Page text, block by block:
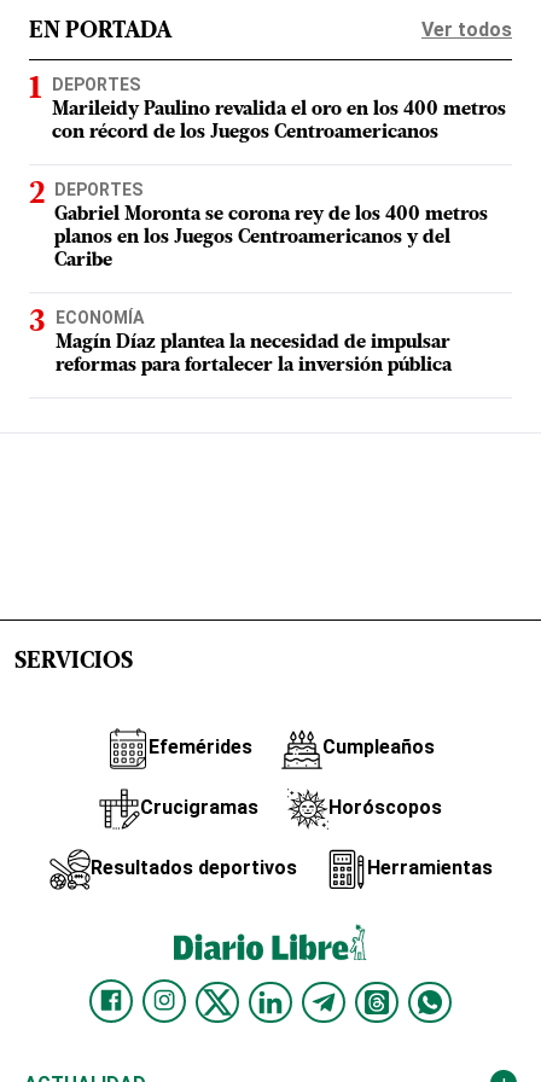
EN PORTADA Ver todos
DEPORTES
Marileidy Paulino revalida el oro en los 400 metros
con récord de los Juegos Centroamericanos
DEPORTES
Gabriel Moronta se corona rey de los 400 metros
planos en los Juegos Centroamericanos y del
Caribe
ECONOMÍA
Magín Díaz plantea la necesidad de impulsar
reformas para fortalecer la inversión pública
SERVICIOS
Efemérides Cumpleaños
Crucigramas Horóscopos
Resultados deportivos Herramientas